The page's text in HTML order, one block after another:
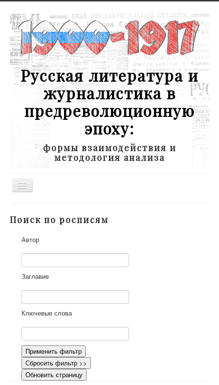
Русская литература и
журналистика в
предреволюционную
эпоху:
формы взаимодействия и
методология анализа
Toggle
Участники
Научная работа
Как работать с сайтом
Контакты
Поиск по росписям
Автор
Заглавие
Ключевые слова
Применить фильтр
Сбросить фильтр >>
Обновить страницу